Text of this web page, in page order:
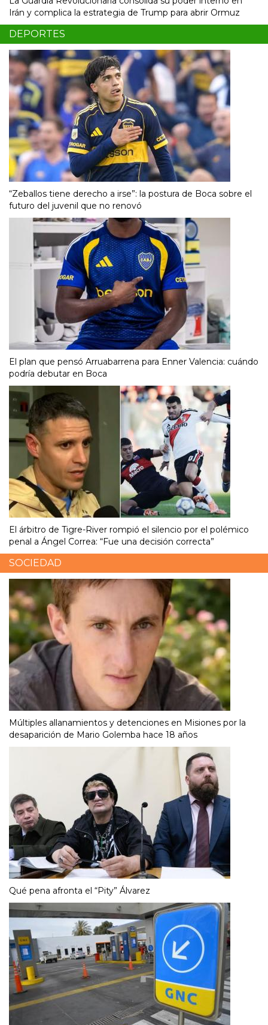
Irán y complica la estrategia de Trump para abrir Ormuz
DEPORTES
“Zeballos tiene derecho a irse”: la postura de Boca sobre el
futuro del juvenil que no renovó
El plan que pensó Arruabarrena para Enner Valencia: cuándo
podría debutar en Boca
El árbitro de Tigre-River rompió el silencio por el polémico
penal a Ángel Correa: “Fue una decisión correcta”
SOCIEDAD
Múltiples allanamientos y detenciones en Misiones por la
desaparición de Mario Golemba hace 18 años
Qué pena afronta el “Pity” Álvarez